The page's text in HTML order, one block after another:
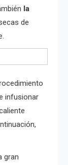
la
de
infusionar
gran